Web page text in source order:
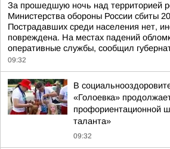
За прошедшую ночь над территорией
Министерства обороны России сбиты
Пострадавших среди населения нет,
повреждена. На местах падений
оперативные службы, сообщил
09:32
В
«Голоевка»
профориентационной
таланта»
09:32